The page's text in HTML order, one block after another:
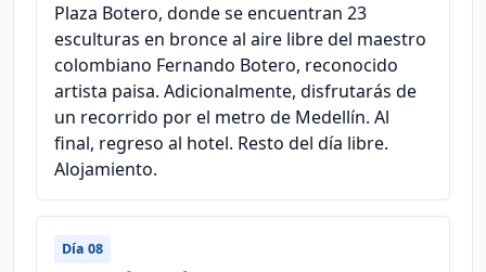
Plaza Botero, donde se encuentran 23
esculturas en bronce al aire libre del maestro
colombiano Fernando Botero, reconocido
artista paisa. Adicionalmente, disfrutarás de
un recorrido por el metro de Medellín. Al
final, regreso al hotel. Resto del día libre.
Alojamiento.
Día 08